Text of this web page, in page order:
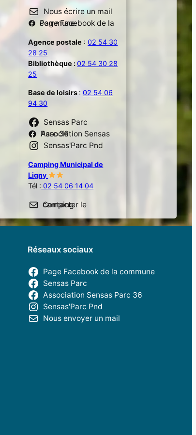
Nous écrire un mail
Page Facebook de la commune
Agence postale :02 54 30
28 25
Bibliothèque :02 54 30 28
25
Base de loisirs :02 54 06
94 30
Sensas Parc
Association Sensas Parc 36
Sensas'Parc Pnd
Camping Municipal de
Ligny
Tél : 02 54 06 14 04
Contacter le camping
Réseaux sociaux
Page Facebook de la commune
Sensas Parc
Association Sensas Parc 36
Sensas'Parc Pnd
Nous envoyer un mail